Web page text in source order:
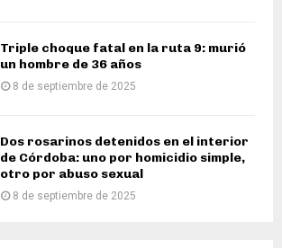
Triple choque fatal en la ruta 9: murió
un hombre de 36 años
8 de septiembre de 2025
Dos rosarinos detenidos en el interior
de Córdoba: uno por homicidio simple,
otro por abuso sexual
8 de septiembre de 2025